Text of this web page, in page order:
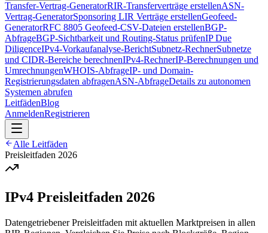
Transfer-Vertrag-GeneratorRIR-Transferverträge erstellenASN-
Vertrag-GeneratorSponsoring LIR Verträge erstellenGeofeed-
GeneratorRFC 8805 Geofeed-CSV-Dateien erstellenBGP-
AbfrageBGP-Sichtbarkeit und Routing-Status prüfenIP Due
DiligenceIPv4-Vorkaufanalyse-BerichtSubnetz-RechnerSubnetze
und CIDR-Bereiche berechnenIPv4-RechnerIP-Berechnungen und
UmrechnungenWHOIS-AbfrageIP- und Domain-
Registrierungsdaten abfragenASN-AbfrageDetails zu autonomen
Systemen abrufen
LeitfädenBlog
AnmeldenRegistrieren
Alle Leitfäden
Preisleitfaden 2026
IPv4 Preisleitfaden 2026
Datengetriebener Preisleitfaden mit aktuellen Marktpreisen in allen